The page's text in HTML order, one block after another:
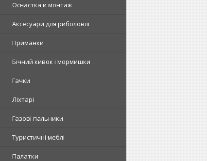
Оснастка и монтаж
Аксесуари для риболовлі
Приманки
Бічний кивок і мормишки
Гачки
Ліхтарі
Газові пальники
Туристичні меблі
Палатки